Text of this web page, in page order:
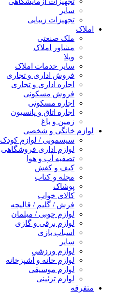
سایر
تجهیزات زیبایی
املاک
ملک صنعتی
مشاور املاک
ویلا
سایر خدمات املاک
فروش اداری و تجاری
اجاره اداری و تجاری
فروش مسکونی
اجاره مسکونی
اجاره اتاق و پانسیون
زمین و باغ
لوازم خانگی و شخصی
سیسمونی / لوازم کودک
لوازم اداری فروشگاهی
تصفیه آب و هوا
کیف و کفش
مجله و کتاب
پوشاک
کالای خواب
فرش / گلیم / قالیچه
لوازم چوبی / مبلمان
لوازم برقی و گازی
اسباب بازی
سایر
لوازم ورزشی
لوازم خانه و آشپزخانه
لوازم موسیقی
لوازم تزئینی
متفرقه